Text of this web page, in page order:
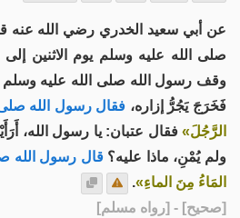
عن أبي سعيد الخدري رضي الله
صلى الله عليه وسلم يوم الاثنين
وقف رسول الله صلى الله عليه
فَخَرَجَ يَجُرُّ إزاره، فقال رسول الله
الرَّجُلَ» فقال عتبان: يا رسول الله،
ولم يُمْنِ، ماذا عليه؟ قال رسول الله
المَاءُ مِنَ الماءِ».
[صحيح] - [رواه مسلم]